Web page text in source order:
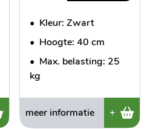
• Kleur: Zwart
• Hoogte: 40 cm
• Max. belasting: 25
kg
meer informatie +